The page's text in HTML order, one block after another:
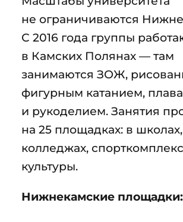
не ограничиваются
С 2016 года группы
в Камских Полянах — там
занимаются ЗОЖ,
фигурным катанием,
и рукоделием. Занятия
на 25 площадках: в школах,
колледжах,
культуры.
Нижнекамские площадки: